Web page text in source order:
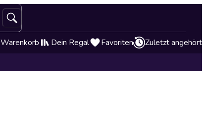
Warenkorb Dein Regal Favoriten Zuletzt angehört